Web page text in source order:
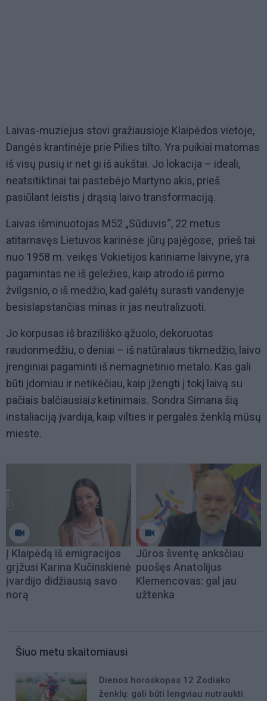
Laivas-muziejus stovi gražiausioje Klaipėdos vietoje,
Dangės krantinėje prie Pilies tilto. Yra puikiai matomas
iš visų pusių ir net gi iš aukštai. Jo lokacija – ideali,
neatsitiktinai tai pastebėjo Martyno akis, prieš
pasiūlant leistis į drąsią laivo transformaciją.
Laivas išminuotojas M52 „Sūduvis“, 22 metus
atitarnavęs Lietuvos karinėse jūrų pajėgose, prieš tai
nuo 1958 m. veikęs Vokietijos kariniame laivyne, yra
pagamintas ne iš geležies, kaip atrodo iš pirmo
žvilgsnio, o iš medžio, kad galėtų surasti vandenyje
besislapstančias minas ir jas neutralizuoti.
Jo korpusas iš braziliško ąžuolo, dekoruotas
raudonmedžiu, o deniai – iš natūralaus tikmedžio, laivo
įrenginiai pagaminti iš nemagnetinio metalo. Kas gali
būti įdomiau ir netikėčiau, kaip įžengti į tokį laivą su
pačiais balčiausiais ketinimais. Sondra Simana šią
instaliaciją įvardija, kaip vilties ir pergalės ženklą mūsų
mieste.
Į Klaipėdą iš emigracijos
grįžusi Karina Kučinskienė
įvardijo didžiausią savo
norą
Jūros šventę anksčiau
puošęs Anatolijus
Klemencovas: gal jau
užtenka
Šiuo metu skaitomiausi
Dienos horoskopas 12 Zodiako
ženklų: gali būti lengviau nutraukti